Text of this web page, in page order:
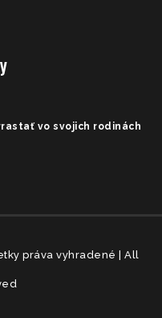
vo svojich rodinách
práva vyhradené | All